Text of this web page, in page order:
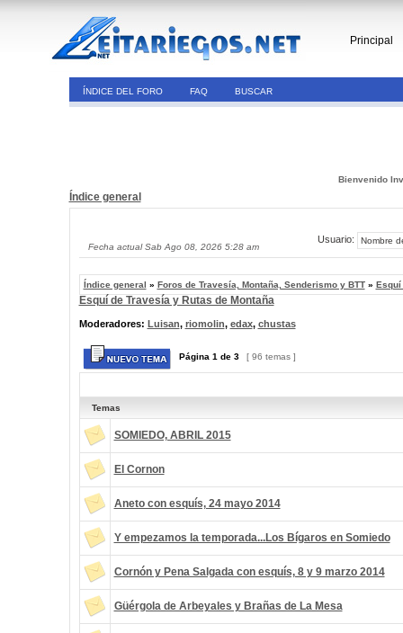
Principal
ÍNDICE DEL FORO FAQ BUSCAR
Bienvenido
Índice general
Fecha actual Sab Ago 08, 2026 5:28 am
Usuario:
Índice general » Foros de Travesía, Montaña, Senderismo y BTT» Esquí
Esquí de Travesía y Rutas de Montaña
Moderadores: Luisan, riomolin, edax, chustas
Página 1 de 3 [ 96 temas ]
Temas
SOMIEDO, ABRIL 2015
El Cornon
Aneto con esquís, 24 mayo 2014
Y empezamos la temporada...Los Bígaros en Somiedo
Cornón y Pena Salgada con esquís, 8 y 9 marzo 2014
Güérgola de Arbeyales y Brañas de La Mesa